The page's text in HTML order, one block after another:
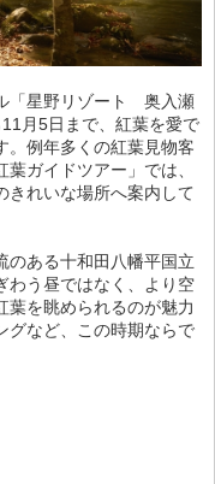
「星野リゾート 奥入瀬
月5日まで、紅葉を愛で
。例年多くの紅葉見物客
ガイドツアー」では、
きれいな場所へ案内して
のある十和田八幡平国立
わう昼ではなく、より空
葉を眺められるのが魅力
グなど、この時期ならで